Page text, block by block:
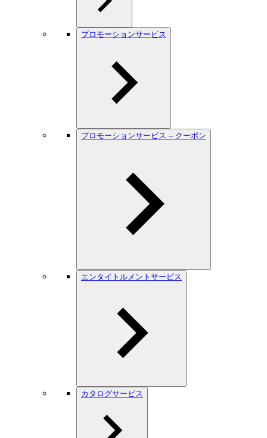
プロモーションサービス
プロモーションサービス – クーポン
エンタイトルメントサービス
カタログサービス